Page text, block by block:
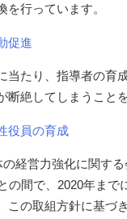
行っています。
促進
当たり、指導者の育
断絶してしまうこと
役員の育成
経営力強化に関す
の間で、2020年ま
この取組方針に基づ